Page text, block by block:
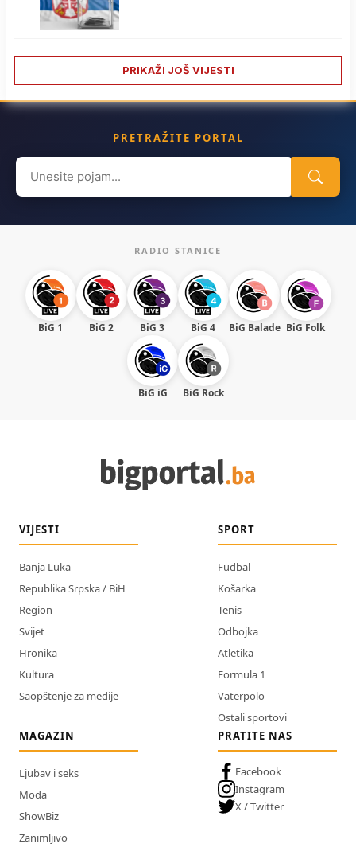
PRIKAŽI JOŠ VIJESTI
PRETRAŽITE PORTAL
Search
for:
RADIO STANICE
BiG 1 BiG 2 BiG 3 BiG 4 BiG Balade BiG Folk
BiG iG BiG Rock
VIJESTI
Banja Luka
Republika Srpska / BiH
Region
Svijet
Hronika
Kultura
Saopštenje za medije
SPORT
Fudbal
Košarka
Tenis
Odbojka
Atletika
Formula 1
Vaterpolo
Ostali sportovi
MAGAZIN
Ljubav i seks
Moda
ShowBiz
Zanimljivo
PRATITE NAS
Facebook
Instagram
X / Twitter